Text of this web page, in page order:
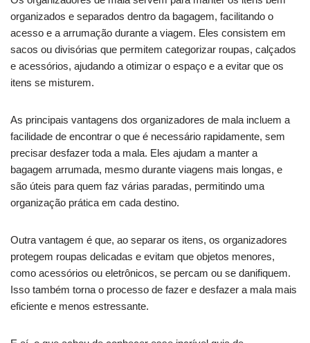
organizados e separados dentro da bagagem, facilitando o
acesso e a arrumação durante a viagem. Eles consistem em
sacos ou divisórias que permitem categorizar roupas, calçados
e acessórios, ajudando a otimizar o espaço e a evitar que os
itens se misturem.
As principais vantagens dos organizadores de mala incluem a
facilidade de encontrar o que é necessário rapidamente, sem
precisar desfazer toda a mala. Eles ajudam a manter a
bagagem arrumada, mesmo durante viagens mais longas, e
são úteis para quem faz várias paradas, permitindo uma
organização prática em cada destino.
Outra vantagem é que, ao separar os itens, os organizadores
protegem roupas delicadas e evitam que objetos menores,
como acessórios ou eletrônicos, se percam ou se danifiquem.
Isso também torna o processo de fazer e desfazer a mala mais
eficiente e menos estressante.